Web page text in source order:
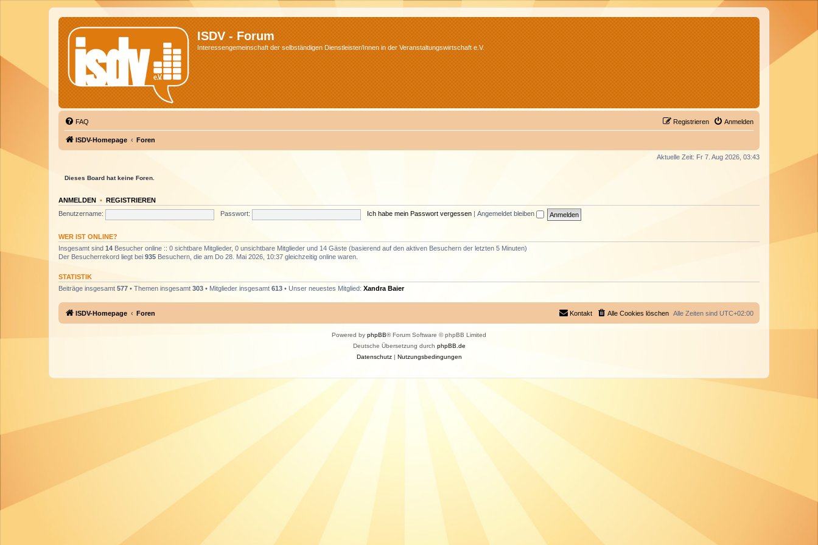
ISDV - Forum
Interessengemeinschaft der selbständigen Dienstleister/Innen in der Veranstaltungswirtschaft e.V.
FAQ Anmelden
Registrieren
ISDV-Homepage Foren
Aktuelle Zeit: Fr 7. Aug 2026, 03:43
Dieses Board hat keine Foren.
ANMELDEN • REGISTRIEREN
Benutzername:
Passwort: Ich habe mein Passwort vergessen Angemeldet bleiben
WER IST ONLINE?
Insgesamt sind 14 Besucher online :: 0 sichtbare Mitglieder, 0 unsichtbare Mitglieder und 14 Gäste (basierend auf den aktiven Besuchern der letzten 5 Minuten)
Der Besucherrekord liegt bei 935 Besuchern, die am Do 28. Mai 2026, 10:37 gleichzeitig online waren.
STATISTIK
Beiträge insgesamt 577 • Themen insgesamt 303 • Mitglieder insgesamt 613 • Unser neuestes Mitglied: Xandra Baier
ISDV-Homepage Foren Alle Zeiten sind UTC+02:00
Alle Cookies löschen
Kontakt
Powered by phpBB® Forum Software © phpBB Limited
Deutsche Übersetzung durch phpBB.de
Datenschutz| Nutzungsbedingungen